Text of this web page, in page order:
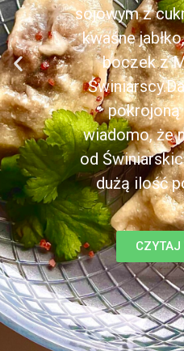
sojowym z
kwaśne
boczek z
pokrojoną
wiadomo, że
od
dużą ilość
CZYTAJ